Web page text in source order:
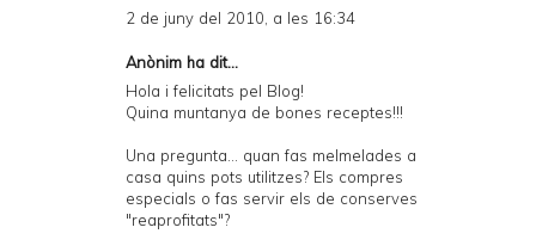
2 de juny del 2010, a les 16:34
Anònim ha dit...
Hola i felicitats pel Blog!
Quina muntanya de bones receptes!!!
Una pregunta... quan fas melmelades a
casa quins pots utilitzes? Els compres
especials o fas servir els de conserves
"reaprofitats"?